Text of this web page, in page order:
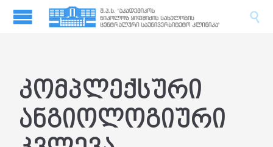

ᲙᲝᲛᲞᲚᲔᲥᲡᲣᲠᲘ
ᲐᲜᲒᲘᲝᲚᲝᲒᲘᲣᲠᲘ